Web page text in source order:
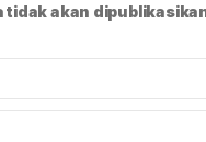
tidak akan